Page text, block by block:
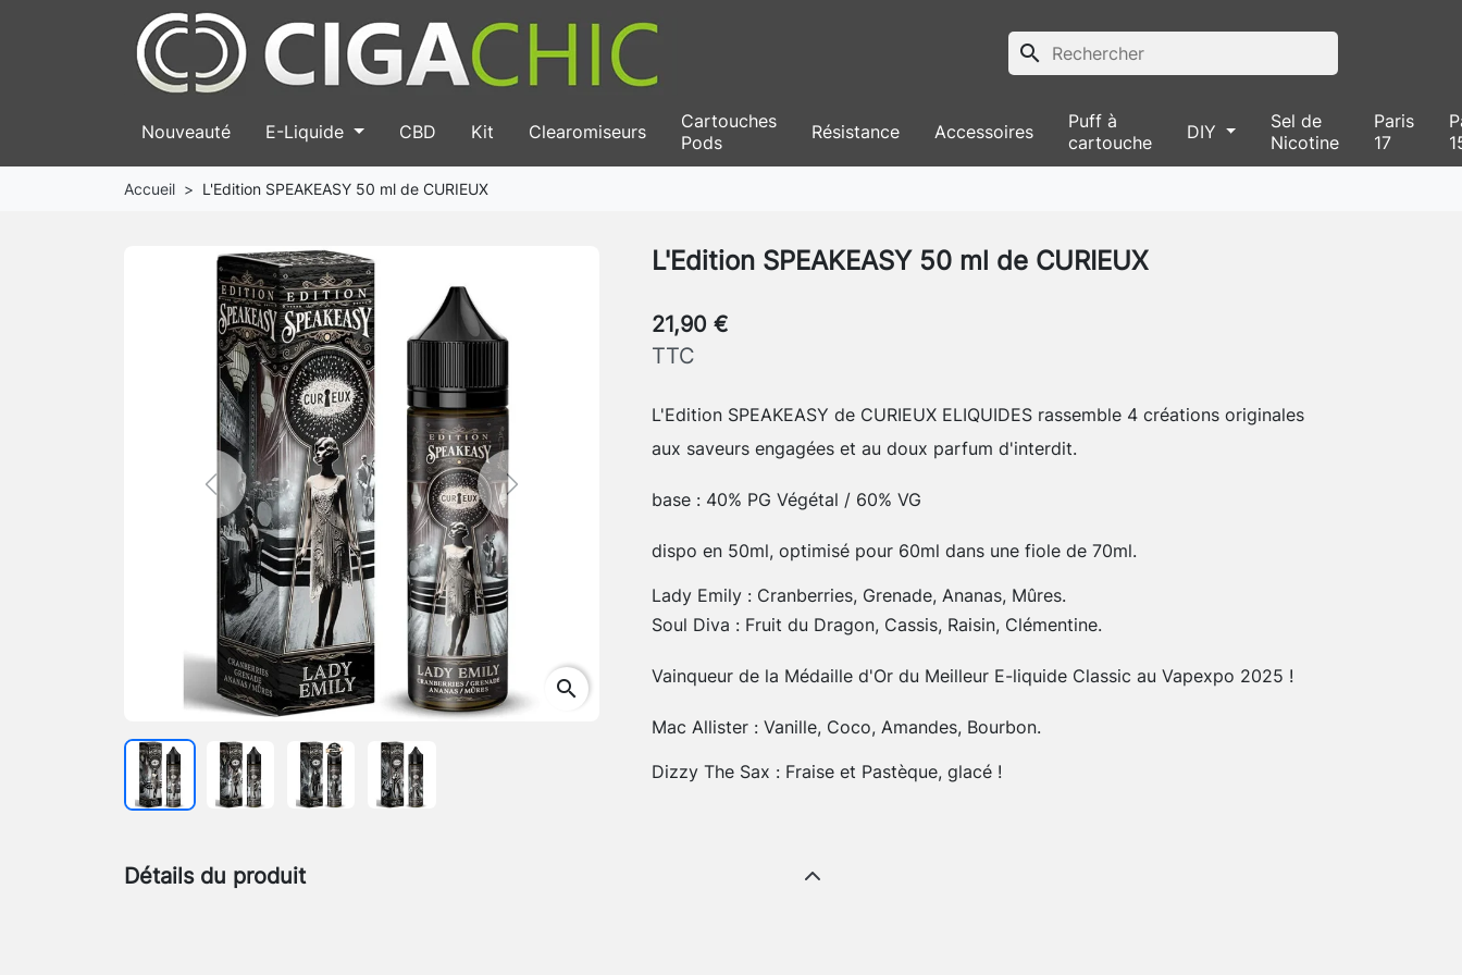
search
Nouveauté E-Liquide CBD Kit Clearomiseurs
Cartouches
Pods
Résistance Accessoires
Puff à
cartouche
DIY
Sel de
Nicotine
Paris
17
Accueil L'Edition SPEAKEASY 50 ml de CURIEUX
Previous Next
search
L'Edition SPEAKEASY 50 ml de CURIEUX
21,90 €
TTC
L'Edition SPEAKEASY de CURIEUX ELIQUIDES rassemble 4 créations originales
aux saveurs engagées et au doux parfum d'interdit.
base : 40% PG Végétal / 60% VG
dispo en 50ml, optimisé pour 60ml dans une fiole de 70ml.
Lady Emily : Cranberries, Grenade, Ananas, Mûres.
Soul Diva : Fruit du Dragon, Cassis, Raisin, Clémentine.
Vainqueur de la Médaille d'Or du Meilleur E-liquide Classic au Vapexpo 2025 !
Mac Allister : Vanille, Coco, Amandes, Bourbon.
Dizzy The Sax : Fraise et Pastèque, glacé !
Détails du produit